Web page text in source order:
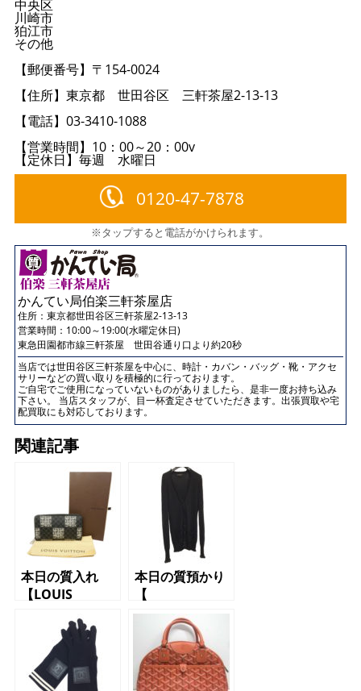
中央区
川崎市
狛江市
その他
【郵便番号】〒154-0024
【住所】東京都 世田谷区 三軒茶屋2-13-13
【電話】03-3410-1088
【営業時間】10：00～20：00v
【定休日】毎週 水曜日
0120-47-7878
※タップすると電話がかけられます。
かんてい局伯楽三軒茶屋店
住所： 東京都世田谷区三軒茶屋2-13-13
営業時間：10:00～19:00(水曜定休日)
東急田園都市線三軒茶屋 世田谷通り口より約20秒
当店では世田谷区三軒茶屋を中心に、時計・カバン・バッグ・靴・アクセ
サリーなどの買い取りを積極的に行っております。
ご自宅でご使用になっていないものがありましたら、是非一度お持ち込み
下さい。 当店スタッフが、目一杯査定させていただきます。出張買取や宅
配買取にも対応しております。
関連記事
本日の質入れ
【LOUIS
ヴィトン）ラウ
ンドファスナー
長財布 ネメ
ス】
本日の質預かり
【
BURBERRY（バ
ーバリー）カー
ディガン M
ブラック】